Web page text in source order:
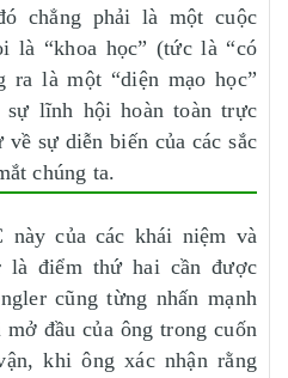
chẳng phải là một cuộc
là “khoa học” (tức là “có
ra là một “diện mạo học”
lĩnh hội hoàn toàn trực
sự diễn biến của các sắc
chúng ta.
của các khái niệm và
là điểm thứ hai cần được
cũng từng nhấn mạnh
đầu của ông trong cuốn
khi ông xác nhận rằng